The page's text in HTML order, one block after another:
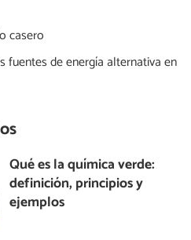
casero
fuentes de energía alternativa en
Qué es la química verde:
definición, principios y
ejemplos